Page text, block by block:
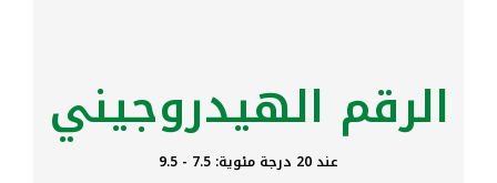
الرقم الهيدروجيني
عند 20 درجة مئوية: 7.5 - 9.5